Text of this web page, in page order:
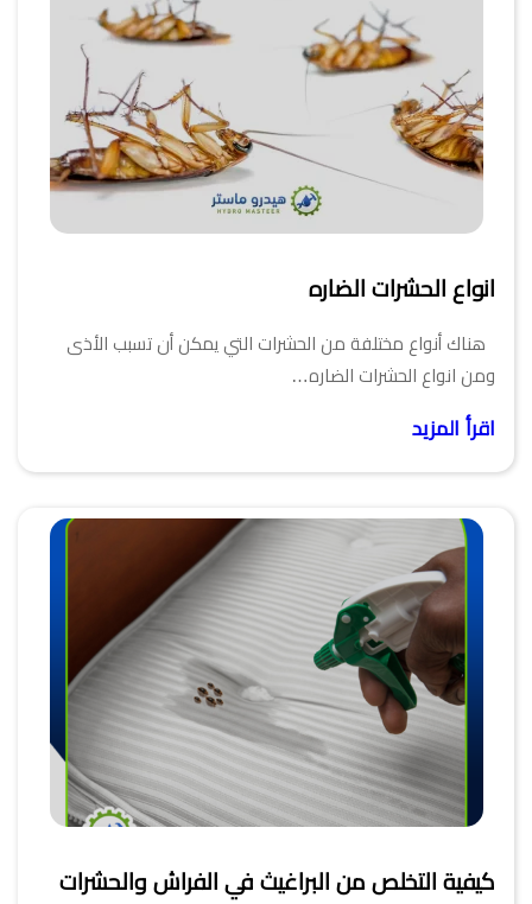
انواع الحشرات الضاره
هناك أنواع مختلفة من الحشرات التي يمكن أن تسبب الأذى
ومن انواع الحشرات الضاره…
اقرأ المزيد
كيفية التخلص من البراغيث في الفراش والحشرات